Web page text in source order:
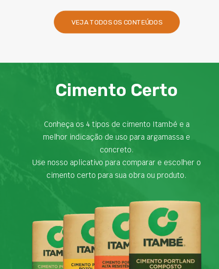
VEJA TODOS OS CONTEÚDOS
Cimento Certo
Conheça os 4 tipos de cimento Itambé e a
melhor indicação de uso para argamassa e
concreto.
Use nosso aplicativo para comparar e escolher o
cimento certo para sua obra ou produto.